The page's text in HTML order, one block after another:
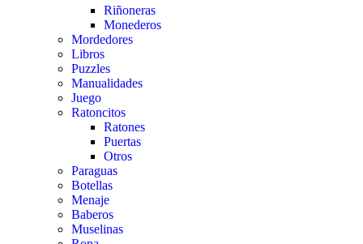
Riñoneras
Monederos
Mordedores
Libros
Puzzles
Manualidades
Juego
Ratoncitos
Ratones
Puertas
Otros
Paraguas
Botellas
Menaje
Baberos
Muselinas